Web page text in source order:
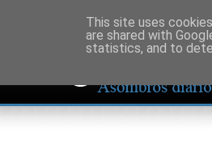
This site uses
are shared with
statistics, and to